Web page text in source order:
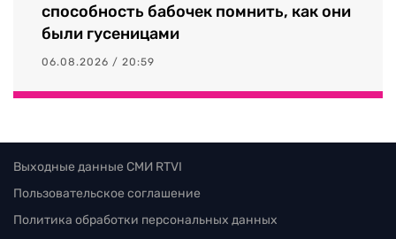
способность бабочек помнить, как они
были гусеницами
06.08.2026 / 20:59
Выходные данные СМИ RTVI
Пользовательское соглашение
Политика обработки персональных данных